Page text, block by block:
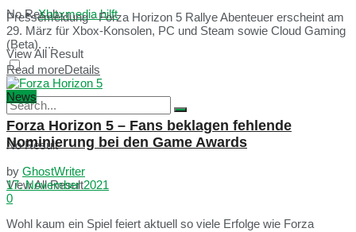
No Result
View All Result
Xboxmedia hilft
No Result
View All Result
Pressemeldung - Forza Horizon 5 Rallye Abenteuer erscheint am
29. März für Xbox-Konsolen, PC und Steam sowie Cloud Gaming
(Beta). ...
Read moreDetails
News
Forza Horizon 5 – Fans beklagen fehlende
Nominierung bei den Game Awards
by GhostWriter
17. November 2021
0
Wohl kaum ein Spiel feiert aktuell so viele Erfolge wie Forza